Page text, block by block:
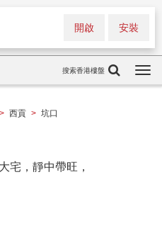
安裝
開啟
搜索香港樓盤
> 西貢 > 坑口
宅，靜中帶旺，